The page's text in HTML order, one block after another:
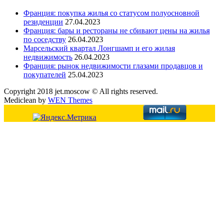
Франция: покупка жилья со статусом полуосновной
резиденции 27.04.2023
Франция: бары и рестораны не сбивают цены на жилья
по соседству 26.04.2023
Марсельский квартал Лонгшамп и его жилая
недвижимость 26.04.2023
Франция: рынок недвижимости глазами продавцов и
покупателей 25.04.2023
Copyright 2018 jet.moscow © All rights reserved.
Mediclean by WEN Themes